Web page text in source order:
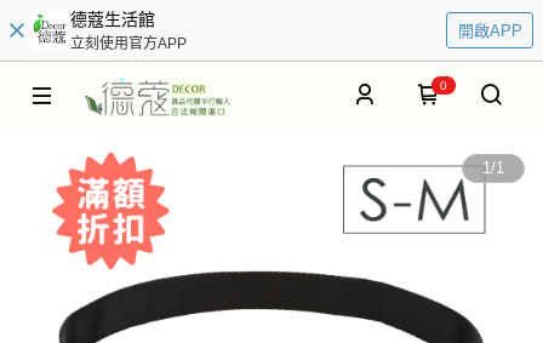
德蔻生活館
立刻使用官方APP
開啟APP
0
1/1